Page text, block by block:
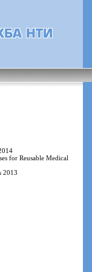
for Reusable Medical
2013